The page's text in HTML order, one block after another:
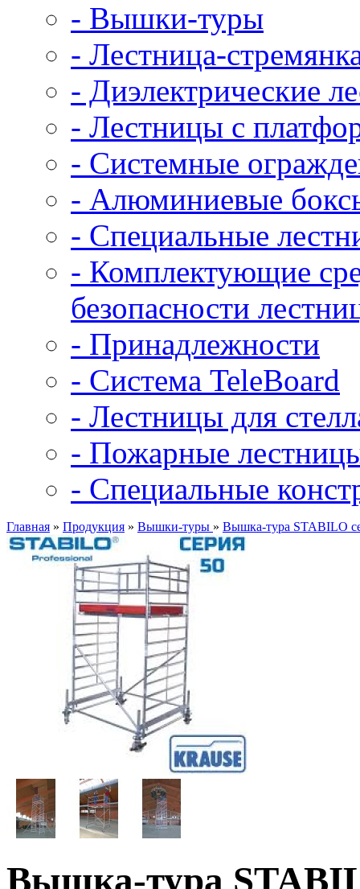
- Вышки-туры
- Лестница-
- Диэлектрические
- Лестницы с
- Системные
- Алюминиевые
- Специальные
- Комплектующие
безопасности
- Принадлежности
- Система TeleBoard
- Лестницы для
- Пожарные
- Специальные
Главная » Продукция » Вышки-туры » Вышка-тура STABILO
Вышка-тура